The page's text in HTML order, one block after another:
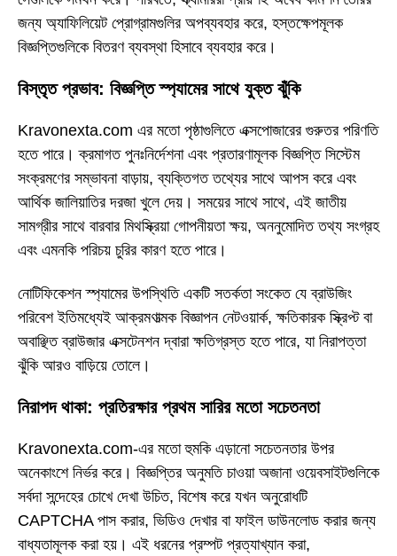
জন্য অ্যাফিলিয়েট প্রোগ্রামগুলির অপব্যবহার করে, হস্তক্ষেপমূলক
বিজ্ঞপ্তিগুলিকে বিতরণ ব্যবস্থা হিসাবে ব্যবহার করে।
বিস্তৃত প্রভাব: বিজ্ঞপ্তি স্প্যামের সাথে যুক্ত ঝুঁকি
Kravonexta.com এর মতো পৃষ্ঠাগুলিতে এক্সপোজারের গুরুতর পরিণতি
হতে পারে। ক্রমাগত পুনঃনির্দেশনা এবং প্রতারণামূলক বিজ্ঞপ্তি সিস্টেম
সংক্রমণের সম্ভাবনা বাড়ায়, ব্যক্তিগত তথ্যের সাথে আপস করে এবং
আর্থিক জালিয়াতির দরজা খুলে দেয়। সময়ের সাথে সাথে, এই জাতীয়
সামগ্রীর সাথে বারবার মিথস্ক্রিয়া গোপনীয়তা ক্ষয়, অননুমোদিত তথ্য সংগ্রহ
এবং এমনকি পরিচয় চুরির কারণ হতে পারে।
নোটিফিকেশন স্প্যামের উপস্থিতি একটি সতর্কতা সংকেত যে ব্রাউজিং
পরিবেশ ইতিমধ্যেই আক্রমণাত্মক বিজ্ঞাপন নেটওয়ার্ক, ক্ষতিকারক স্ক্রিপ্ট বা
অবাঞ্ছিত ব্রাউজার এক্সটেনশন দ্বারা ক্ষতিগ্রস্ত হতে পারে, যা নিরাপত্তা
ঝুঁকি আরও বাড়িয়ে তোলে।
নিরাপদ থাকা: প্রতিরক্ষার প্রথম সারির মতো সচেতনতা
Kravonexta.com-এর মতো হুমকি এড়ানো সচেতনতার উপর
অনেকাংশে নির্ভর করে। বিজ্ঞপ্তির অনুমতি চাওয়া অজানা ওয়েবসাইটগুলিকে
সর্বদা সন্দেহের চোখে দেখা উচিত, বিশেষ করে যখন অনুরোধটি
CAPTCHA পাস করার, ভিডিও দেখার বা ফাইল ডাউনলোড করার জন্য
বাধ্যতামূলক করা হয়। এই ধরনের প্রম্পট প্রত্যাখ্যান করা,